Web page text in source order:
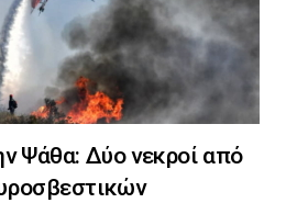
Ψάθα: Δύο νεκροί από